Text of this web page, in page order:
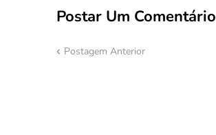
Postar Um Comentário
Postagem Anterior